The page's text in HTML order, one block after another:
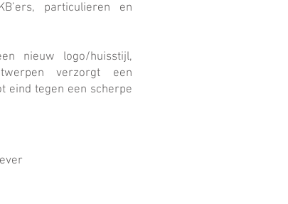
particulieren en
nieuw logo/huisstijl,
verzorgt een
eind tegen een scherpe